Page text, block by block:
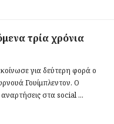
τρία χρόνια
για δεύτερη φορά ο
Γουίμπλεντον. Ο
στα social ...